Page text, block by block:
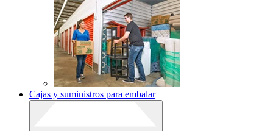
Cajas y suministros para embalar